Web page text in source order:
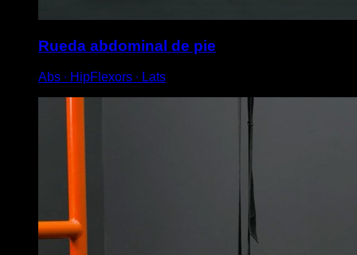
Rueda abdominal de pie
Abs ∙ HipFlexors ∙ Lats